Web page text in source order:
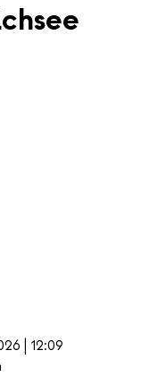
| 12:09